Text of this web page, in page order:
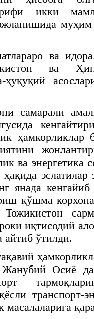
икки
ва
ва
ҳуқуқий
самарали
ҳамкорликлар
ва энергетика
эслатилар
янада
қўшма
иқтисодий
айтиб ўтилди.
Осиё
транспорт-